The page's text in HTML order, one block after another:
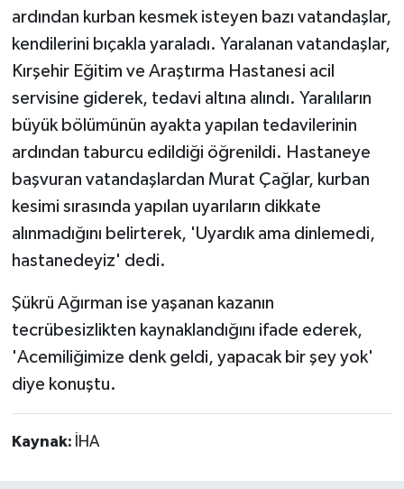
ardından kurban kesmek isteyen bazı vatandaşlar,
kendilerini bıçakla yaraladı. Yaralanan vatandaşlar,
Kırşehir Eğitim ve Araştırma Hastanesi acil
servisine giderek, tedavi altına alındı. Yaralıların
büyük bölümünün ayakta yapılan tedavilerinin
ardından taburcu edildiği öğrenildi. Hastaneye
başvuran vatandaşlardan Murat Çağlar, kurban
kesimi sırasında yapılan uyarıların dikkate
alınmadığını belirterek, 'Uyardık ama dinlemedi,
hastanedeyiz' dedi.
Şükrü Ağırman ise yaşanan kazanın
tecrübesizlikten kaynaklandığını ifade ederek,
'Acemiliğimize denk geldi, yapacak bir şey yok'
diye konuştu.
Kaynak: İHA